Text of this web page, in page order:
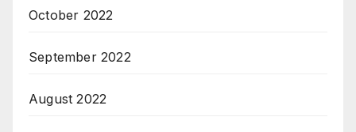
October 2022
September 2022
August 2022